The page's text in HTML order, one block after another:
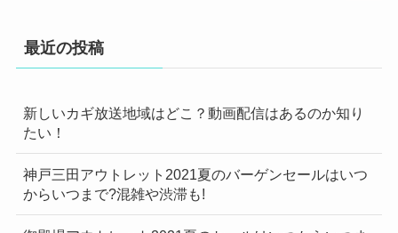
最近の投稿
新しいカギ放送地域はどこ？動画配信はあるのか知り
たい！
神戸三田アウトレット2021夏のバーゲンセールはいつ
からいつまで?混雑や渋滞も!